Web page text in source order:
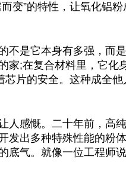
变”的特性，让氧化铝
不是它本身有多强，而
家;在复合材料里，它化
芯片的安全。这种成全
人感慨。二十年前，高
发出多种特殊性能的粉
底气。就像一位工程师